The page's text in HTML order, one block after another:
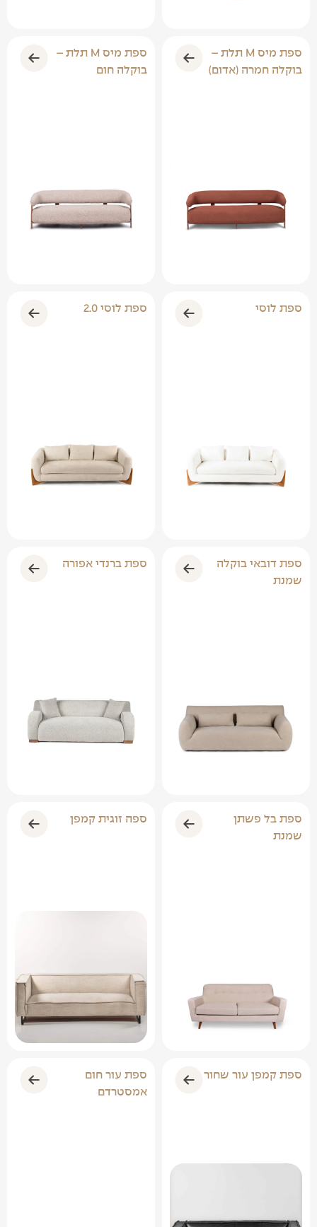
ספת מיס M תלת –
בוקלה חמרה (אדום)
ספת מיס M תלת –
בוקלה חום
ספת לוסי ספת לוסי 2.0
ספת דובאי בוקלה
שמנת
ספת ברנדי אפורה
ספת בל פשתן
שמנת
ספה זוגית קמפן
ספת קמפן עור שחור
ספת עור חום
אמסטרדם